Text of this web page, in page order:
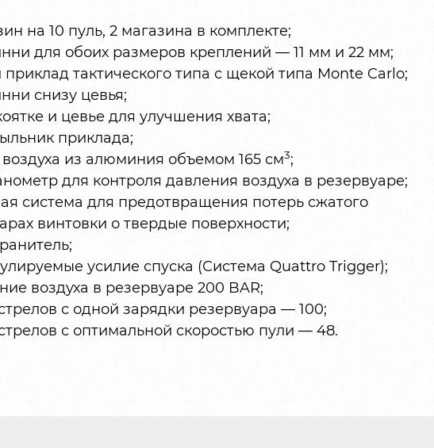
на 10 пуль, 2 магазина в комплекте;
для обоих размеров креплений — 11 мм и 22 мм;
тактического типа с щекой типа Monte Carlo;
снизу цевья;
и цевье для улучшения хвата;
приклада;
из алюминия объемом 165 см3;
для контроля давления воздуха в резервуаре;
система для предотвращения потерь сжатого
винтовки о твердые поверхности;
усилие спуска (Система Quattro Trigger);
воздуха в резервуаре 200 BAR;
с одной зарядки резервуара — 100;
с оптимальной скоростью пули — 48.